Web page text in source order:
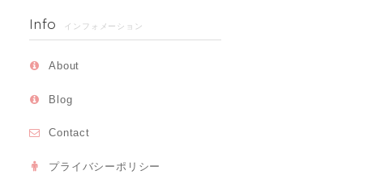
Info インフォメーション
About
Blog
Contact
プライバシーポリシー